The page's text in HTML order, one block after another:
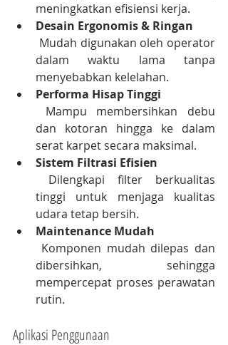
meningkatkan efisiensi kerja.
Desain Ergonomis & Ringan
dalam waktu lama tanpa
menyebabkan kelelahan.
Performa Hisap Tinggi
dan kotoran hingga ke dalam
serat karpet secara maksimal.
Sistem Filtrasi Efisien
tinggi untuk menjaga kualitas
udara tetap bersih.
Maintenance Mudah
dibersihkan, sehingga
mempercepat proses perawatan
rutin.
Aplikasi Penggunaan